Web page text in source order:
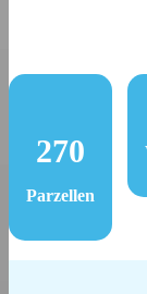
270
Parzellen